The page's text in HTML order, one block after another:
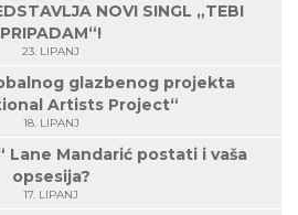
NOVI SINGL „TEBI
PRIPADAM“!
23. LIPANJ
glazbenog projekta
Artists Project“
18. LIPANJ
Lane Mandarić postati i vaša
opsesija?
17. LIPANJ